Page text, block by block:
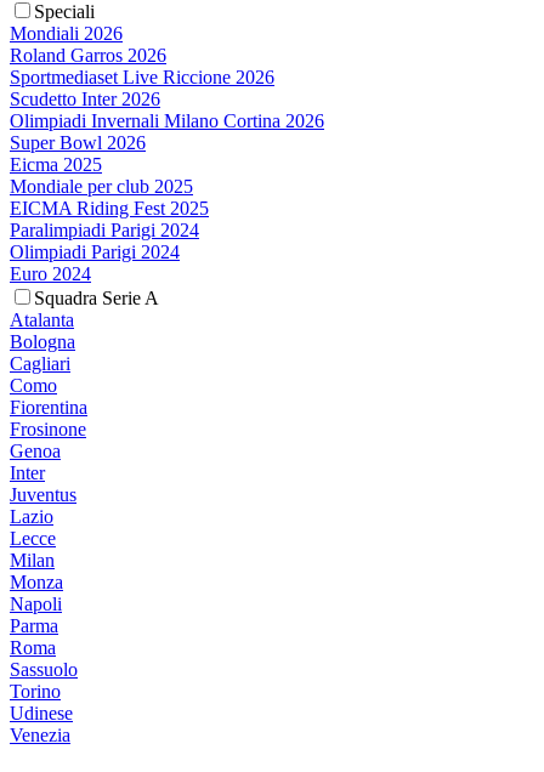
Speciali
Mondiali 2026
Roland Garros 2026
Sportmediaset Live Riccione 2026
Scudetto Inter 2026
Olimpiadi Invernali Milano Cortina 2026
Super Bowl 2026
Eicma 2025
Mondiale per club 2025
EICMA Riding Fest 2025
Paralimpiadi Parigi 2024
Olimpiadi Parigi 2024
Euro 2024
Squadra Serie A
Atalanta
Bologna
Cagliari
Como
Fiorentina
Frosinone
Genoa
Inter
Juventus
Lazio
Lecce
Milan
Monza
Napoli
Parma
Roma
Sassuolo
Torino
Udinese
Venezia